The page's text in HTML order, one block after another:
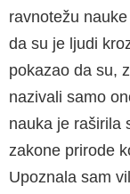
ravnotežu
da su je ljudi
pokazao da su,
nazivali samo
nauka je raširila
zakone prirode
Upoznala sam